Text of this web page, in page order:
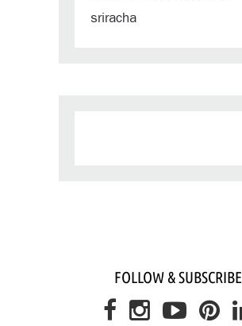
sriracha
FOLLOW & SUBSCRIBE